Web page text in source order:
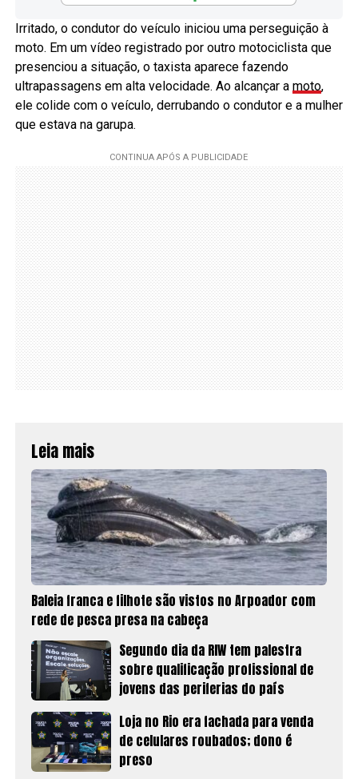
Irritado, o condutor do veículo iniciou uma perseguição à
moto. Em um vídeo registrado por outro motociclista que
presenciou a situação, o taxista aparece fazendo
ultrapassagens em alta velocidade. Ao alcançar a moto,
ele colide com o veículo, derrubando o condutor e a mulher
que estava na garupa.
Leia mais
Baleia franca e filhote são vistos no Arpoador com
rede de pesca presa na cabeça
Segundo dia da RIW tem palestra
sobre qualificação profissional de
jovens das periferias do país
Loja no Rio era fachada para venda
de celulares roubados; dono é
preso